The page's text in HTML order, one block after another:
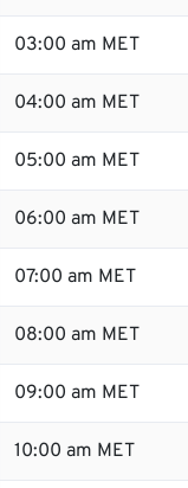
03:00 am MET
04:00 am MET
05:00 am MET
06:00 am MET
07:00 am MET
08:00 am MET
09:00 am MET
10:00 am MET